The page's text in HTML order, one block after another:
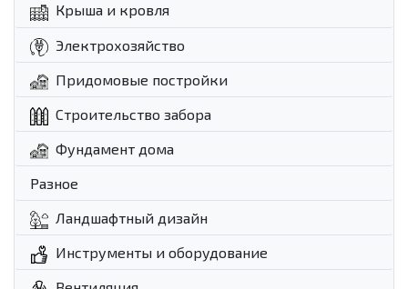
Крыша и кровля
Электрохозяйство
Придомовые постройки
Строительство забора
Фундамент дома
Разное
Ландшафтный дизайн
Инструменты и оборудование